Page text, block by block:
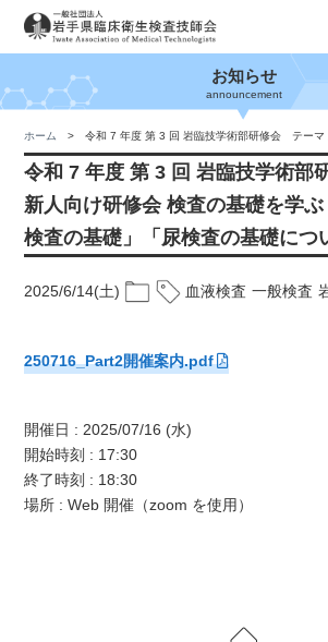
お知らせ
announcement
ホーム 令和 7 年度 第 3 回 岩臨技学術部研修会 テーマ 新人向け研修会 検査の基礎を学ぶ Part 2 「
令和 7 年度 第 3 回 岩臨技学術
新人向け研修会 検査の基礎を学
検査の基礎」「尿検査の基礎につ
2025/6/14(土) 血液検査 一般検査
250716_Part2開催案内.pdf
開催日 : 2025/07/16 (水)
開始時刻 : 17:30
終了時刻 : 18:30
場所 : Web 開催（zoom を使用）